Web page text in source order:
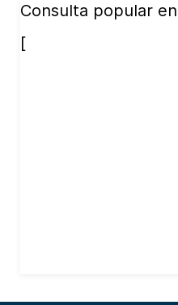
Consulta popular
[